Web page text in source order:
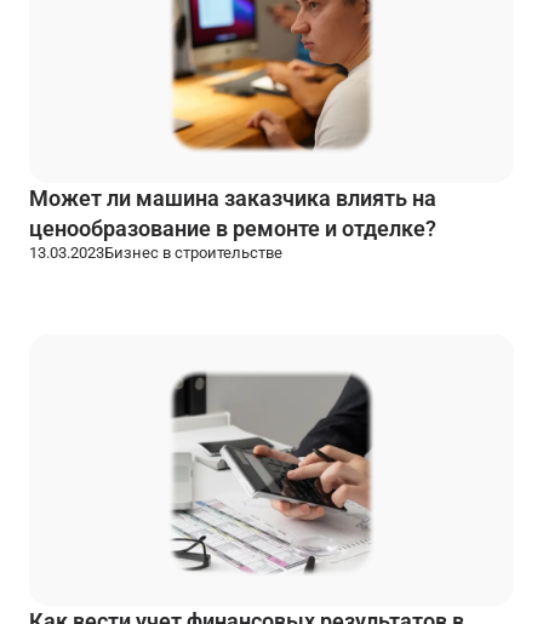
Может ли машина заказчика влиять на
ценообразование в ремонте и отделке?
13.03.2023Бизнес в строительстве